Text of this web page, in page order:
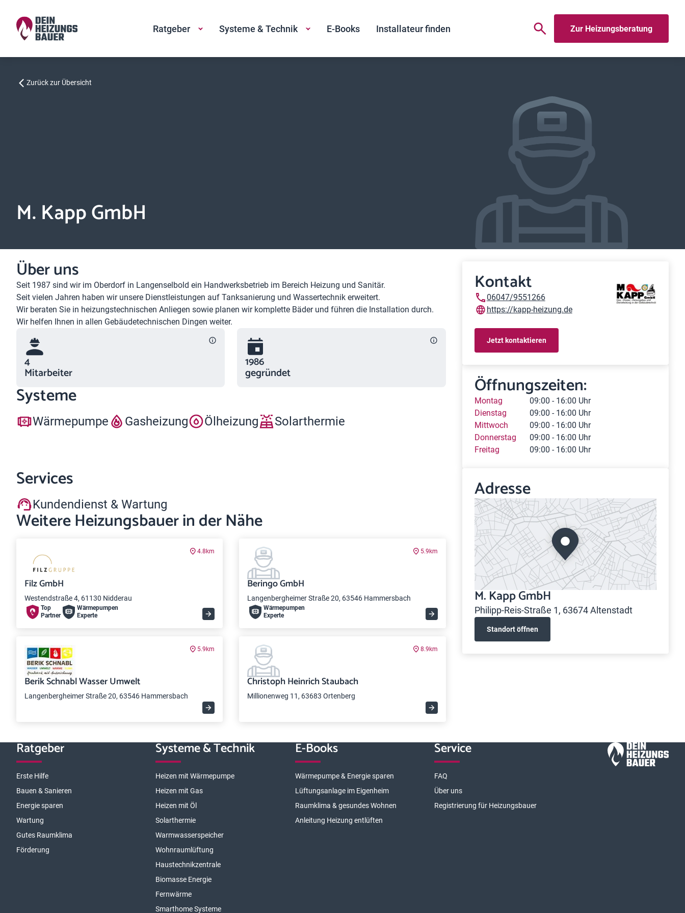
Ratgeber Systeme & Technik E-Books Installateur finden Zur Heizungsberatung
Zurück zur Übersicht
M. Kapp GmbH
Über uns
Seit 1987 sind wir im Oberdorf in Langenselbold ein Handwerksbetrieb im Bereich Heizung und Sanitär.
Seit vielen Jahren haben wir unsere Dienstleistungen auf Tanksanierung und Wassertechnik erweitert.
Wir beraten Sie in heizungstechnischen Anliegen sowie planen wir komplette Bäder und führen die Installation durch.
Wir helfen Ihnen in allen Gebäudetechnischen Dingen weiter.
4
Mitarbeiter
1986
gegründet
Systeme
Wärmepumpe Gasheizung Ölheizung Solarthermie
Services
Kundendienst & Wartung
Weitere Heizungsbauer in der Nähe
4.8km
Filz GmbH
Westendstraße 4, 61130 Nidderau
Top
Partner
Wärme­pumpen
Experte
5.9km
Beringo GmbH
Langenbergheimer Straße 20, 63546 Hammersbach
Wärme­pumpen
Experte
5.9km
Berik Schnabl Wasser Umwelt
Langenbergheimer Straße 20, 63546 Hammersbach
8.9km
Christoph Heinrich Staubach
Millionenweg 11, 63683 Ortenberg
Kontakt
06047/9551266
https://kapp-heizung.de
Jetzt kontaktieren
Öffnungszeiten:
Montag
09:00 - 16:00 Uhr
Dienstag
09:00 - 16:00 Uhr
Mittwoch
09:00 - 16:00 Uhr
Donnerstag
09:00 - 16:00 Uhr
Freitag
09:00 - 16:00 Uhr
Adresse
M. Kapp GmbH
Philipp-Reis-Straße 1, 63674 Altenstadt
Standort öffnen
Ratgeber
Erste Hilfe
Bauen & Sanieren
Energie sparen
Wartung
Gutes Raumklima
Förderung
Systeme & Technik
Heizen mit Wärmepumpe
Heizen mit Gas
Heizen mit Öl
Solarthermie
Warmwasserspeicher
Wohnraumlüftung
Haustechnikzentrale
Biomasse Energie
Fernwärme
Smarthome Systeme
E-Books
Wärmepumpe & Energie sparen
Lüftungsanlage im Eigenheim
Raumklima & gesundes Wohnen
Anleitung Heizung entlüften
Service
FAQ
Über uns
Registrierung für Heizungsbauer